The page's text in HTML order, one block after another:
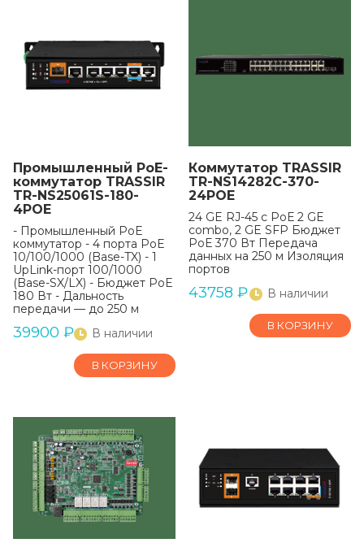
Промышленный РоЕ-
коммутатор TRASSIR
TR-NS25061S-180-
4POE
- Промышленный PoE
коммутатор - 4 порта PoE
10/100/1000 (Base-TX) - 1
UpLink-порт 100/1000
(Base-SX/LX) - Бюджет PoE
180 Вт - Дальность
передачи — до 250 м
39900 ₽ В наличии
В КОРЗИНУ
Коммутатор TRASSIR
TR-NS14282С-370-
24POE
24 GE RJ-45 с РоЕ 2 GE
combo, 2 GE SFP Бюджет
РоЕ 370 Вт Передача
данных на 250 м Изоляция
портов
43758 ₽ В наличии
В КОРЗИНУ